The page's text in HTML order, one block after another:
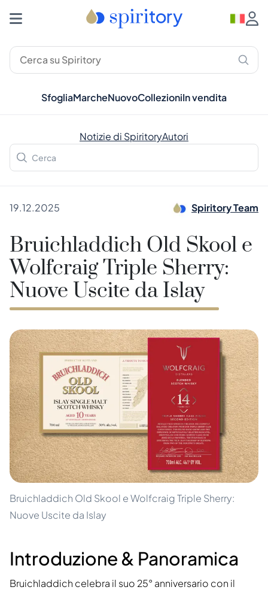
SfogliaMarcheNuovoCollezioniIn vendita
Notizie di SpiritoryAutori
19.12.2025 Spiritory Team
Bruichladdich Old Skool e
Wolfcraig Triple Sherry:
Nuove Uscite da Islay
Bruichladdich Old Skool e Wolfcraig Triple Sherry:
Nuove Uscite da Islay
Introduzione & Panoramica
Bruichladdich celebra il suo 25° anniversario con il